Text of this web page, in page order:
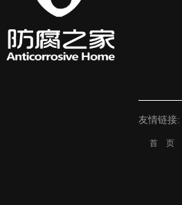
友情链接:
首 页